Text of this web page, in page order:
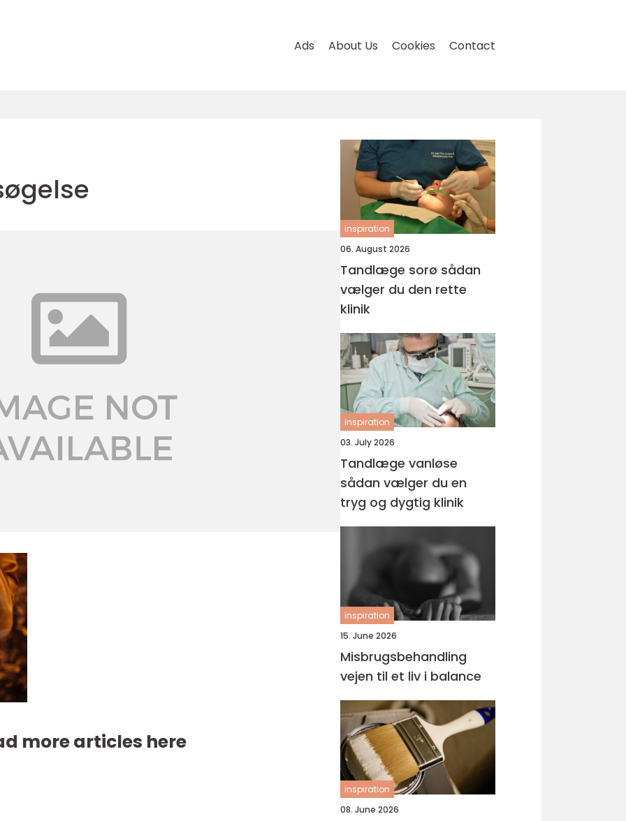
Ads About Us Cookies Contact
more articles here
inspiration
06. August 2026
Tandlæge sorø sådan
vælger du den rette
klinik
inspiration
03. July 2026
Tandlæge vanløse
sådan vælger du en
tryg og dygtig klinik
inspiration
15. June 2026
Misbrugsbehandling
vejen til et liv i balance
inspiration
08. June 2026